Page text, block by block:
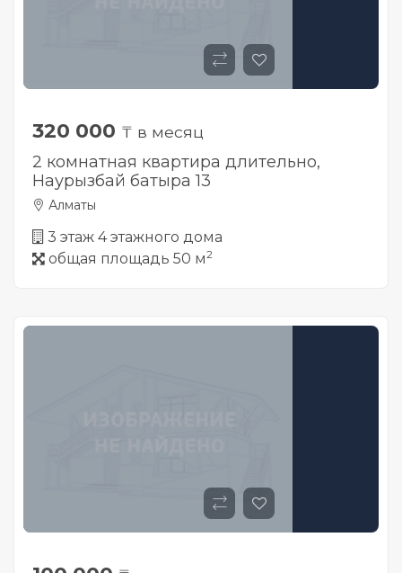
320 000 ₸ в месяц
2 комнатная квартира длительно,
Наурызбай батыра 13
Алматы
3 этаж 4 этажного дома
общая площадь 50 м2